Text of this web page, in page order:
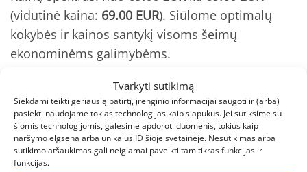
Tvarkyti sutikimą
Siekdami teikti geriausią patirtį, įrenginio informacijai saugoti ir (arba)
pasiekti naudojame tokias technologijas kaip slapukus. Jei sutiksime su
šiomis technologijomis, galėsime apdoroti duomenis, tokius kaip
naršymo elgsena arba unikalūs ID šioje svetainėje. Nesutikimas arba
sutikimo atšaukimas gali neigiamai paveikti tam tikras funkcijas ir
funkcijas.
(vidutinė kaina: 69.00 EUR). Siūlome optimalų
kokybės ir kainos santykį visoms šeimų
ekonominėms galimybėms.
DIDRIKSONS – Švedijos Lauko Apranga
DIDRIKSONS specializuojasi aukščiausios
kokybės lauko apranga, skirta Skandinavijos
klimato iššūkiams. Kompanija yra švedų dizaino